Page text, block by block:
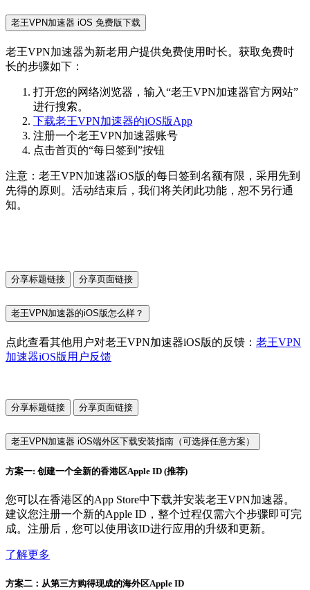
老王VPN加速器 iOS 免费版下载
老王VPN加速器为新老用户提供免费使用时长。获取免费时
长的步骤如下：
打开您的网络浏览器，输入“老王VPN加速器官方网站”
进行搜索。
下载老王VPN加速器的iOS版App
注册一个老王VPN加速器账号
点击首页的“每日签到”按钮
注意：老王VPN加速器iOS版的每日签到名额有限，采用先到
先得的原则。活动结束后，我们将关闭此功能，恕不另行通
知。
分享标题链接 分享页面链接
老王VPN加速器的iOS版怎么样？
点此查看其他用户对老王VPN加速器iOS版的反馈： 老王VPN
加速器iOS版用户反馈
分享标题链接 分享页面链接
老王VPN加速器 iOS端外区下载安装指南（可选择任意方案）
方案一: 创建一个全新的香港区Apple ID (推荐)
您可以在香港区的App Store中下载并安装老王VPN加速器。
建议您注册一个新的Apple ID，整个过程仅需六个步骤即可完
成。注册后，您可以使用该ID进行应用的升级和更新。
了解更多
方案二：从第三方购得现成的海外区Apple ID